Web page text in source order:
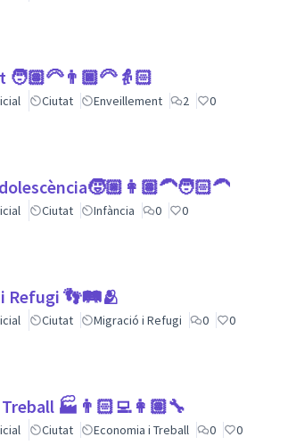
🧑🏽‍🦳👨🏿‍🦳👵🏻
Ciutat Enveillement 2 0
Ciutat Infància 0 0
i Refugi 👣🛤🫂
Ciutat Migració i Refugi 0 0
Treball 🏭👨🏻‍💻👩🏽‍🔧
Ciutat Economia i Treball 0 0